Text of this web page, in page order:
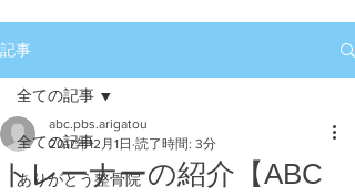
記事
全ての記事
ありがとう整骨院
全ての記事
トレーナーの紹介【ABC
abc.pbs.arigatou
2017年12月1日 読了時間: 3分